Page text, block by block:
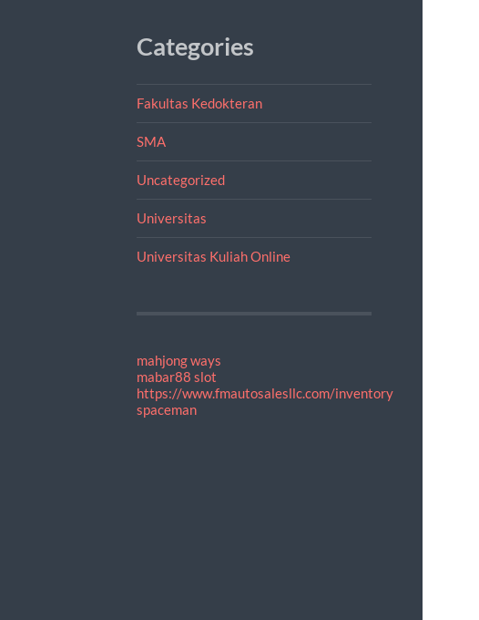
Categories
Fakultas Kedokteran
SMA
Uncategorized
Universitas
Universitas Kuliah Online
mahjong ways
mabar88 slot
https://www.fmautosalesllc.com/inventory
spaceman